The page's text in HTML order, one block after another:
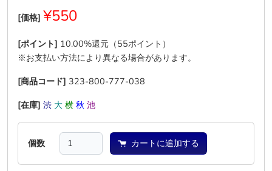
[価格] ¥550
[ポイント] 10.00%還元（55ポイント）
※お支払い方法により異なる場合があります。
[商品コード] 323-800-777-038
[在庫] 渋 大 横 秋 池
個数 カートに追加する